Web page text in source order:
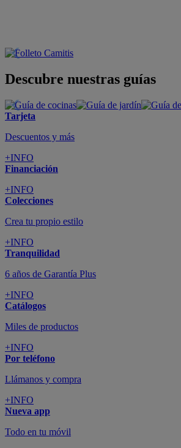
Descubre nuestras guías
Tarjeta
Descuentos y más
+INFO
Financiación
+INFO
Colecciones
Crea tu propio estilo
+INFO
Tranquilidad
6 años de Garantía Plus
+INFO
Catálogos
Miles de productos
+INFO
Por teléfono
Llámanos y compra
+INFO
Nueva app
Todo en tu móvil